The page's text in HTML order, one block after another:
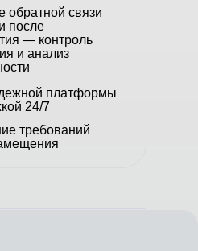
обратной связи
после
— контроль
и анализ
платформы
24/7
требований